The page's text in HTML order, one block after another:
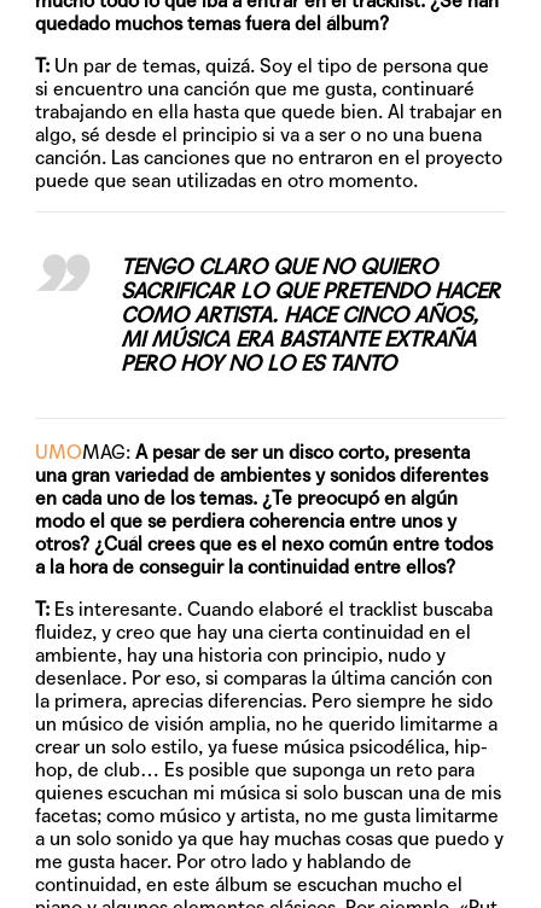
quedado muchos temas fuera del álbum?
T: Un par de temas, quizá. Soy el tipo de persona que
si encuentro una canción que me gusta, continuaré
trabajando en ella hasta que quede bien. Al trabajar en
algo, sé desde el principio si va a ser o no una buena
canción. Las canciones que no entraron en el proyecto
puede que sean utilizadas en otro momento.
TENGO CLARO QUE NO QUIERO
SACRIFICAR LO QUE PRETENDO HACER
COMO ARTISTA. HACE CINCO AÑOS,
MI MÚSICA ERA BASTANTE EXTRAÑA
PERO HOY NO LO ES TANTO
UMOMAG:A pesar de ser un disco corto, presenta
una gran variedad de ambientes y sonidos diferentes
en cada uno de los temas. ¿Te preocupó en algún
modo el que se perdiera coherencia entre unos y
otros? ¿Cuál crees que es el nexo común entre todos
a la hora de conseguir la continuidad entre ellos?
T: Es interesante. Cuando elaboré el tracklist buscaba
fluidez, y creo que hay una cierta continuidad en el
ambiente, hay una historia con principio, nudo y
desenlace. Por eso, si comparas la última canción con
la primera, aprecias diferencias. Pero siempre he sido
un músico de visión amplia, no he querido limitarme a
crear un solo estilo, ya fuese música psicodélica, hip-
hop, de club… Es posible que suponga un reto para
quienes escuchan mi música si solo buscan una de mis
facetas; como músico y artista, no me gusta limitarme
a un solo sonido ya que hay muchas cosas que puedo y
me gusta hacer. Por otro lado y hablando de
continuidad, en este álbum se escuchan mucho el